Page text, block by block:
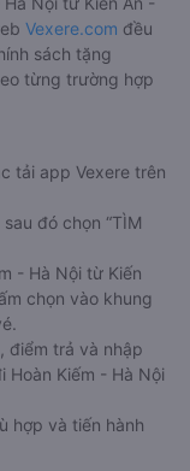
Vexere.com đều
sách tặng
từng trường hợp
tải app Vexere trên
đó chọn “TÌM
- Hà Nội từ Kiến
chọn vào khung
điểm trả và nhập
Hoàn Kiếm - Hà Nội
hợp và tiến hành